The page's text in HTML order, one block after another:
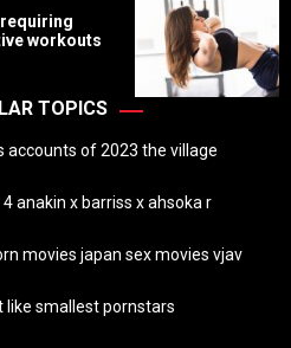
workouts
TOPICS
of 2023 the village
anakin x barriss x ahsoka r
movies japan sex movies vjav
like smallest pornstars